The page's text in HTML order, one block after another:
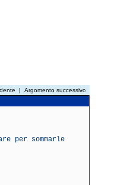
| Argomento successivo
per sommarle